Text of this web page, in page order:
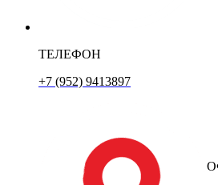
ТЕЛЕФОН
+7 (952) 9413897